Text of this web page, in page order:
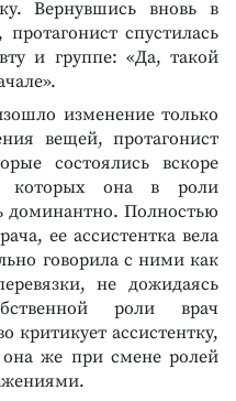
Вернувшись вновь в
спустилась
и группе: «Да, такой
изменение только
вещей, протагонист
состоялись вскоре
которых она в роли
доминантно. Полностью
ее ассистентка вела
говорила с ними как
не дожидаясь
роли врач
критикует ассистентку,
же при смене ролей